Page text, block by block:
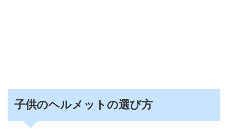
子供のヘルメットの選び方